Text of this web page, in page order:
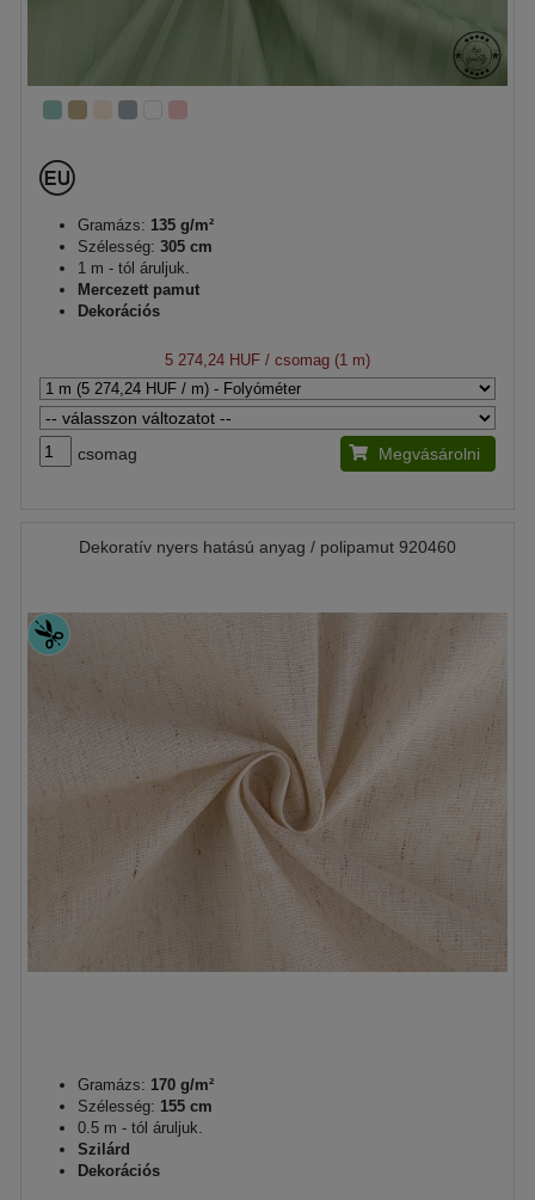
Gramázs: 135 g/m²
Szélesség: 305 cm
1 m - tól áruljuk.
Mercezett pamut
Dekorációs
5 274,24 HUF / csomag (1 m)
csomag Megvásárolni
Dekoratív nyers hatású anyag / polipamut 920460
Gramázs: 170 g/m²
Szélesség: 155 cm
0.5 m - tól áruljuk.
Szilárd
Dekorációs